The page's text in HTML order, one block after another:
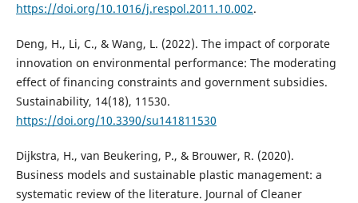
https://doi.org/10.1016/j.respol.2011.10.002.
Deng, H., Li, C., & Wang, L. (2022). The impact of corporate
innovation on environmental performance: The moderating
effect of financing constraints and government subsidies.
Sustainability, 14(18), 11530.
https://doi.org/10.3390/su141811530
Dijkstra, H., van Beukering, P., & Brouwer, R. (2020).
Business models and sustainable plastic management: a
systematic review of the literature. Journal of Cleaner